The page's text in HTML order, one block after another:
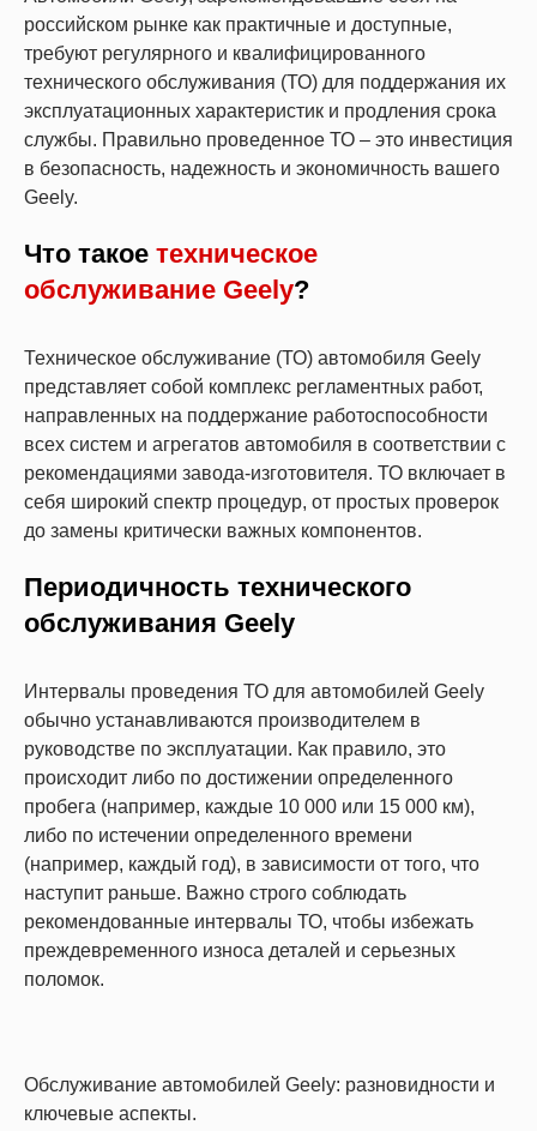
российском рынке как практичные и доступные,
требуют регулярного и квалифицированного
технического обслуживания (ТО) для поддержания их
эксплуатационных характеристик и продления срока
службы. Правильно проведенное ТО – это инвестиция
в безопасность, надежность и экономичность вашего
Geely.
Что такое техническое
обслуживание Geely?
Техническое обслуживание (ТО) автомобиля Geely
представляет собой комплекс регламентных работ,
направленных на поддержание работоспособности
всех систем и агрегатов автомобиля в соответствии с
рекомендациями завода-изготовителя. ТО включает в
себя широкий спектр процедур, от простых проверок
до замены критически важных компонентов.
Периодичность технического
обслуживания Geely
Интервалы проведения ТО для автомобилей Geely
обычно устанавливаются производителем в
руководстве по эксплуатации. Как правило, это
происходит либо по достижении определенного
пробега (например, каждые 10 000 или 15 000 км),
либо по истечении определенного времени
(например, каждый год), в зависимости от того, что
наступит раньше. Важно строго соблюдать
рекомендованные интервалы ТО, чтобы избежать
преждевременного износа деталей и серьезных
поломок.
Обслуживание автомобилей Geely: разновидности и
ключевые аспекты.